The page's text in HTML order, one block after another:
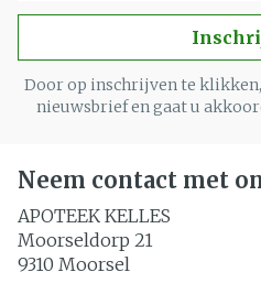
Door op inschrijven te
nieuwsbrief en gaat u
Neem contact met
APOTEEK KELLES
Moorseldorp 21
9310 Moorsel